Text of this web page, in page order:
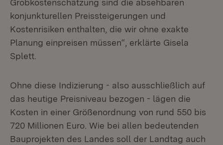
Grobkostenschätzung sind die absehbaren
konjunkturellen Preissteigerungen und
Kostenrisiken enthalten, die wir ohne exakte
Planung einpreisen müssen“, erklärte Gisela
Splett.
Ohne diese Indizierung - also ausschließlich auf
das heutige Preisniveau bezogen - lägen die
Kosten in einer Größenordnung von rund 550 bis
720 Millionen Euro. Wie bei allen bedeutenden
Bauprojekten des Landes soll der Landtag auch